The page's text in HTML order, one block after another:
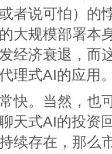
者说可怕）的
大规模部署本
经济衰退，而
理式AI的应用
快。当然，也
天式AI的投资
续存在，那么